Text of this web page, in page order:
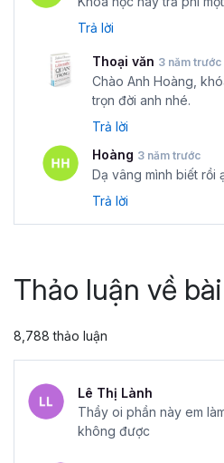
Trả lời
Thoại văn 3 năm trước
Chào Anh Hoàng,
trọn đời anh nhé.
Trả lời
Hoàng 3 năm trước
Dạ vâng mình biết rồi
Trả lời
Thảo luận về
8,788 thảo luận
Lê Thị Lành
Thầy oi phần này em
không được